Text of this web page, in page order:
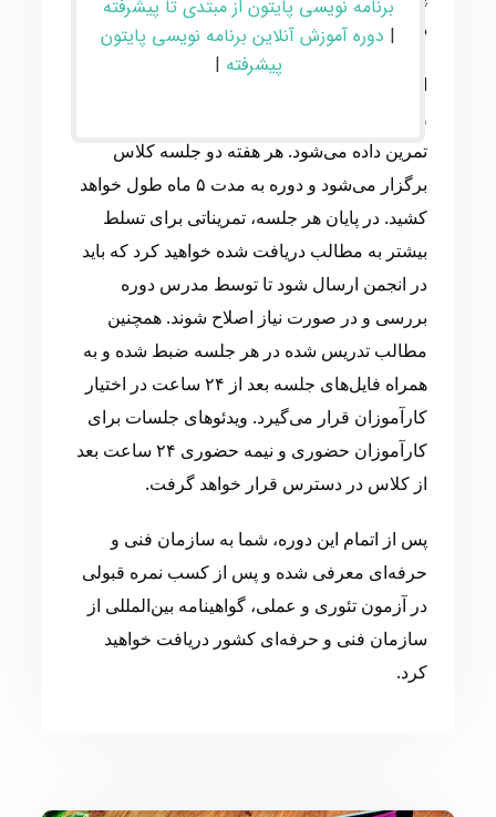
در آن استفاده کرد.
این دوره به صورت کاملاً پروژه‌محور و عملی است
و در طول آموزش تمام مطالب به صورت عملی
تمرین داده می‌شود. هر هفته دو جلسه کلاس
برگزار می‌شود و دوره به مدت ۵ ماه طول خواهد
کشید. در پایان هر جلسه، تمریناتی برای تسلط
بیشتر به مطالب دریافت شده خواهید کرد که باید
در انجمن ارسال شود تا توسط مدرس دوره
بررسی و در صورت نیاز اصلاح شوند. همچنین
مطالب تدریس شده در هر جلسه ضبط شده و به
همراه فایل‌های جلسه بعد از ۲۴ ساعت در اختیار
کارآموزان قرار می‌گیرد. ویدئوهای جلسات برای
کارآموزان حضوری و نیمه حضوری ۲۴ ساعت بعد
از کلاس در دسترس قرار خواهد گرفت.
پس از اتمام این دوره، شما به سازمان فنی و
حرفه‌ای معرفی شده و پس از کسب نمره قبولی
در آزمون تئوری و عملی، گواهینامه بین‌المللی از
سازمان فنی و حرفه‌ای کشور دریافت خواهید
کرد.
برنامه نویسی پایتون از مبتدی تا پیشرفته
| دوره آموزش آنلاین برنامه نویسی پایتون
پیشرفته |